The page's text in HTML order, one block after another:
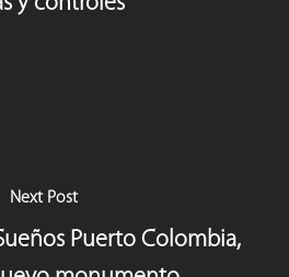
Next Post
Puerto Colombia,